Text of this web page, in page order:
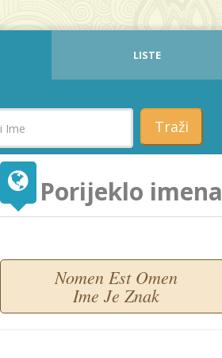
LISTE
Traži
Porijeklo imena
Nomen Est Omen
Ime Je Znak